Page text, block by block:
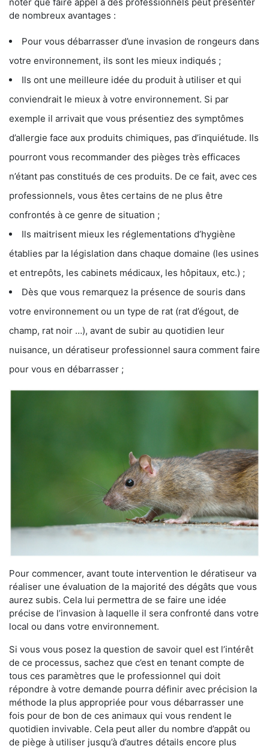
de nombreux avantages :
Pour vous débarrasser d’une invasion de rongeurs dans
votre environnement, ils sont les mieux indiqués ;
Ils ont une meilleure idée du produit à utiliser et qui
conviendrait le mieux à votre environnement. Si par
exemple il arrivait que vous présentiez des symptômes
d’allergie face aux produits chimiques, pas d’inquiétude. Ils
pourront vous recommander des pièges très efficaces
n’étant pas constitués de ces produits. De ce fait, avec ces
professionnels, vous êtes certains de ne plus être
confrontés à ce genre de situation ;
Ils maitrisent mieux les réglementations d’hygiène
établies par la législation dans chaque domaine (les usines
et entrepôts, les cabinets médicaux, les hôpitaux, etc.) ;
Dès que vous remarquez la présence de souris dans
votre environnement ou un type de rat (rat d’égout, de
champ, rat noir …), avant de subir au quotidien leur
nuisance, un dératiseur professionnel saura comment faire
pour vous en débarrasser ;
Pour commencer, avant toute intervention le dératiseur va
réaliser une évaluation de la majorité des dégâts que vous
aurez subis. Cela lui permettra de se faire une idée
précise de l’invasion à laquelle il sera confronté dans votre
local ou dans votre environnement.
Si vous vous posez la question de savoir quel est l’intérêt
de ce processus, sachez que c’est en tenant compte de
tous ces paramètres que le professionnel qui doit
répondre à votre demande pourra définir avec précision la
méthode la plus appropriée pour vous débarrasser une
fois pour de bon de ces animaux qui vous rendent le
quotidien invivable. Cela peut aller du nombre d’appât ou
de piège à utiliser jusqu’à d’autres détails encore plus